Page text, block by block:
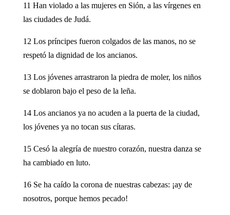
11 Han violado a las mujeres en Sión, a las vírgenes en
las ciudades de Judá.
12 Los príncipes fueron colgados de las manos, no se
respetó la dignidad de los ancianos.
13 Los jóvenes arrastraron la piedra de moler, los niños
se doblaron bajo el peso de la leña.
14 Los ancianos ya no acuden a la puerta de la ciudad,
los jóvenes ya no tocan sus cítaras.
15 Cesó la alegría de nuestro corazón, nuestra danza se
ha cambiado en luto.
16 Se ha caído la corona de nuestras cabezas: ¡ay de
nosotros, porque hemos pecado!